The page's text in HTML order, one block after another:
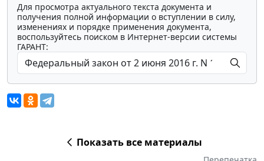
Для просмотра актуального текста документа и
получения полной информации о вступлении в силу,
изменениях и порядке применения документа,
воспользуйтесь поиском в Интернет-версии системы
ГАРАНТ:
Показать все материалы